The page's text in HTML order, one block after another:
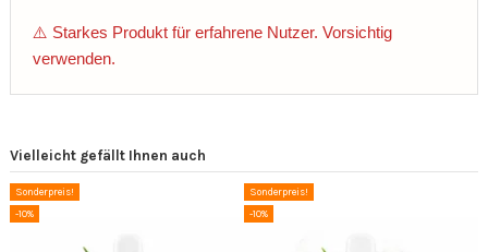
⚠️ Starkes Produkt für erfahrene Nutzer. Vorsichtig
verwenden.
Vielleicht gefällt Ihnen auch
Sonderpreis!
-10%
Sonderpreis!
-10%